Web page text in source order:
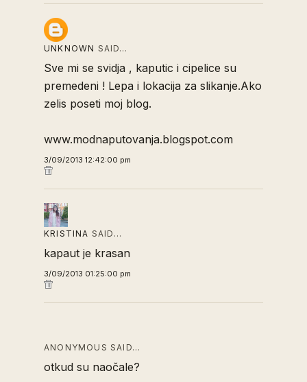
UNKNOWN SAID…
Sve mi se svidja , kaputic i cipelice su
premedeni ! Lepa i lokacija za slikanje.Ako
zelis poseti moj blog.
www.modnaputovanja.blogspot.com
3/09/2013 12:42:00 pm
KRISTINA SAID…
kapaut je krasan
3/09/2013 01:25:00 pm
ANONYMOUS SAID…
otkud su naočale?